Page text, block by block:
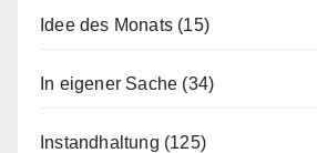
Idee des Monats (15)
In eigener Sache (34)
Instandhaltung (125)